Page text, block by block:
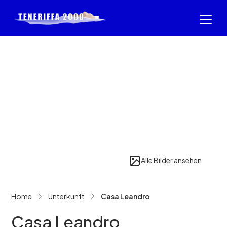
Alle Bilder ansehen
Home Unterkunft Casa Leandro
Casa Leandro